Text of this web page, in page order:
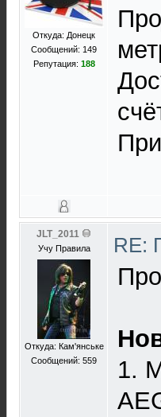
Откуда: Донецк
Сообщений: 149
Репутация: 188
JLT_2011
Учу Правила
Откуда: Кам'янське
Сообщений: 559
RE:
1.